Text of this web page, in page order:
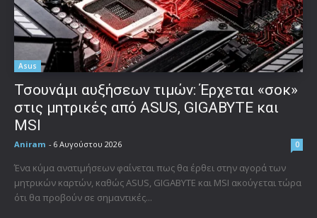
Asus
Τσουνάμι αυξήσεων τιμών: Έρχεται «σοκ»
στις μητρικές από ASUS, GIGABYTE και
MSI
Aniram - 6 Αυγούστου 2026 0
Ένα κύμα ανατιμήσεων φαίνεται πως θα έρθει στην αγορά των
μητρικών καρτών, καθώς ASUS, GIGABYTE και MSI ακούγεται τώρα
ότι θα προβούν σε σημαντικές...